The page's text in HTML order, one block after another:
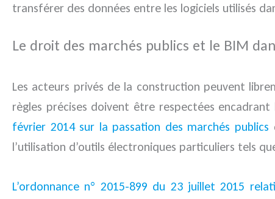
transférer des données entre les logiciels utilisés
Le droit des marchés publics et le BIM
Les acteurs privés de la construction peuvent
règles précises doivent être respectées
février 2014 sur la passation des marchés publics
l’utilisation d’outils électroniques particuliers tels
L’ordonnance n° 2015-899 du 23 juillet 2015